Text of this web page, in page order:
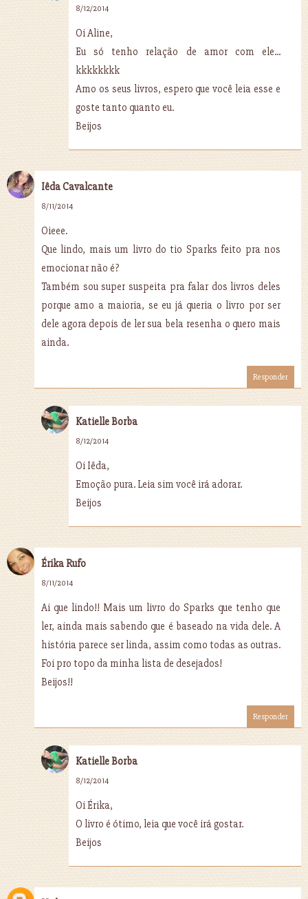
8/12/2014
Oi Aline,
Eu só tenho relação de amor com ele...
kkkkkkkk
Amo os seus livros, espero que você leia esse e
goste tanto quanto eu.
Beijos
Iêda Cavalcante
8/11/2014
Oieee.
Que lindo, mais um livro do tio Sparks feito pra nos
emocionar não é?
Também sou super suspeita pra falar dos livros deles
porque amo a maioria, se eu já queria o livro por ser
dele agora depois de ler sua bela resenha o quero mais
ainda.
Responder
Katielle Borba
8/12/2014
Oi Iêda,
Emoção pura. Leia sim você irá adorar.
Beijos
Érika Rufo
8/11/2014
Ai que lindo!! Mais um livro do Sparks que tenho que
ler, ainda mais sabendo que é baseado na vida dele. A
história parece ser linda, assim como todas as outras.
Foi pro topo da minha lista de desejados!
Beijos!!
Responder
Katielle Borba
8/12/2014
Oi Érika,
O livro é ótimo, leia que você irá gostar.
Beijos